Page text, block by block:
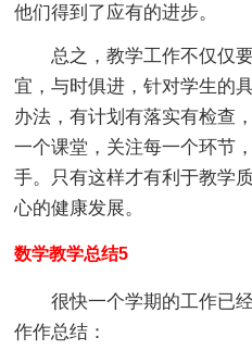
他们得到了应有的进步。
总之，教学工作不仅仅要
宜，与时俱进，针对学生的
办法，有计划有落实有检查
一个课堂，关注每一个环节
手。只有这样才有利于教学
心的健康发展。
数学教学总结5
很快一个学期的工作已经
作作总结：